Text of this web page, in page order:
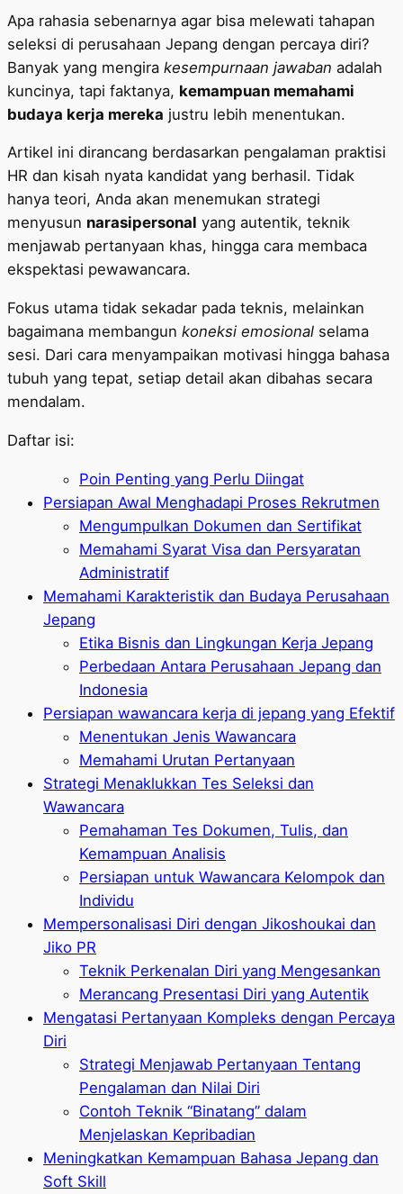
Apa rahasia sebenarnya agar bisa melewati tahapan
seleksi di perusahaan Jepang dengan percaya diri?
Banyak yang mengira kesempurnaan jawaban adalah
kuncinya, tapi faktanya, kemampuan memahami
budaya kerja mereka justru lebih menentukan.
Artikel ini dirancang berdasarkan pengalaman praktisi
HR dan kisah nyata kandidat yang berhasil. Tidak
hanya teori, Anda akan menemukan strategi
menyusun narasipersonal yang autentik, teknik
menjawab pertanyaan khas, hingga cara membaca
ekspektasi pewawancara.
Fokus utama tidak sekadar pada teknis, melainkan
bagaimana membangun koneksi emosional selama
sesi. Dari cara menyampaikan motivasi hingga bahasa
tubuh yang tepat, setiap detail akan dibahas secara
mendalam.
Daftar isi:
Poin Penting yang Perlu Diingat
Persiapan Awal Menghadapi Proses Rekrutmen
Mengumpulkan Dokumen dan Sertifikat
Memahami Syarat Visa dan Persyaratan
Administratif
Memahami Karakteristik dan Budaya Perusahaan
Jepang
Etika Bisnis dan Lingkungan Kerja Jepang
Perbedaan Antara Perusahaan Jepang dan
Indonesia
Persiapan wawancara kerja di jepang yang Efektif
Menentukan Jenis Wawancara
Memahami Urutan Pertanyaan
Strategi Menaklukkan Tes Seleksi dan
Wawancara
Pemahaman Tes Dokumen, Tulis, dan
Kemampuan Analisis
Persiapan untuk Wawancara Kelompok dan
Individu
Mempersonalisasi Diri dengan Jikoshoukai dan
Jiko PR
Teknik Perkenalan Diri yang Mengesankan
Merancang Presentasi Diri yang Autentik
Mengatasi Pertanyaan Kompleks dengan Percaya
Diri
Strategi Menjawab Pertanyaan Tentang
Pengalaman dan Nilai Diri
Contoh Teknik “Binatang” dalam
Menjelaskan Kepribadian
Meningkatkan Kemampuan Bahasa Jepang dan
Soft Skill